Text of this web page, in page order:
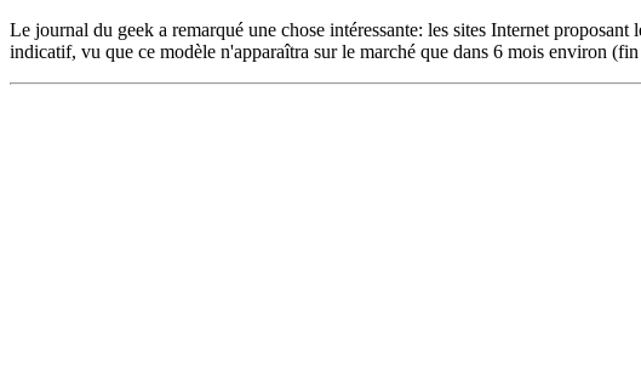
Le journal du geek a remarqué une chose intéressante: les sites Internet
indicatif, vu que ce modèle n'apparaîtra sur le marché que dans 6 mois environ